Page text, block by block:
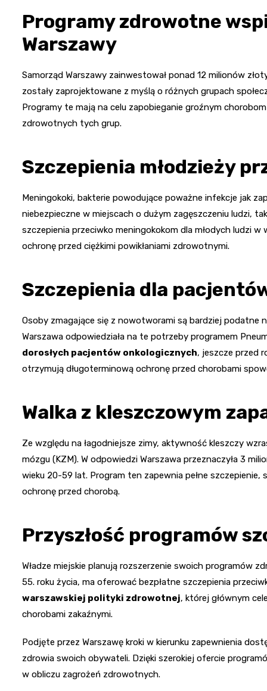
Programy zdrowotne
Warszawy
Samorząd Warszawy zainwestował ponad 12 milionów
zostały zaprojektowane z myślą o różnych grupach
Programy te mają na celu zapobieganie groźnym
zdrowotnych tych grup.
Szczepienia młodzieży
Meningokoki, bakterie powodujące poważne infekcje jak
niebezpieczne w miejscach o dużym zagęszczeniu ludzi,
szczepienia przeciwko meningokokom dla młodych ludzi w
ochronę przed ciężkimi powikłaniami zdrowotnymi.
Szczepienia dla
Osoby zmagające się z nowotworami są bardziej podatne
Warszawa odpowiedziała na te potrzeby programem
dorosłych pacjentów onkologicznych, jeszcze przed
otrzymują długoterminową ochronę przed chorobami
Walka z kleszczowym
Ze względu na łagodniejsze zimy, aktywność kleszczy
mózgu (KZM). W odpowiedzi Warszawa przeznaczyła 3
wieku 20-59 lat. Program ten zapewnia pełne
ochronę przed chorobą.
Przyszłość programów
Władze miejskie planują rozszerzenie swoich programów
55. roku życia, ma oferować bezpłatne szczepienia
warszawskiej polityki zdrowotnej, której głównym
chorobami zakaźnymi.
Podjęte przez Warszawę kroki w kierunku zapewnienia
zdrowia swoich obywateli. Dzięki szerokiej ofercie
w obliczu zagrożeń zdrowotnych.